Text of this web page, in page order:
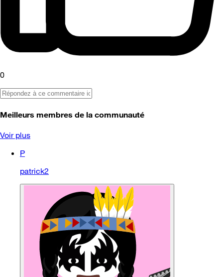
0
Meilleurs membres de la communauté
Voir plus
P
patrick2